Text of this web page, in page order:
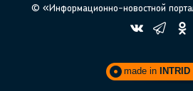
© «Информационно-новостной
made in INTRID